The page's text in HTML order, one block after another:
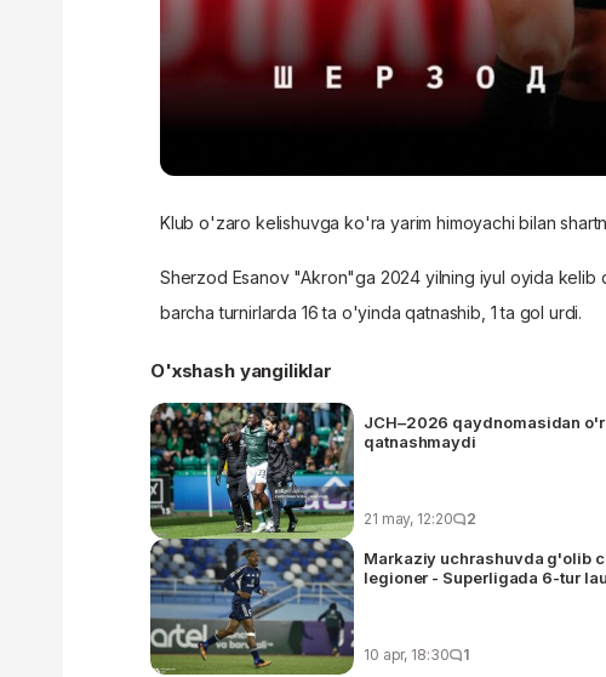
Klub o'zaro kelishuvga ko'ra yarim himoyachi bilan
Sherzod Esanov "Akron"ga 2024 yilning iyul oyida
barcha turnirlarda 16 ta o'yinda qatnashib, 1 ta gol urdi.
O'xshash yangiliklar
JCH–2026 qaydnomasidan
qatnashmaydi
21 may, 12:20 2
Markaziy uchrashuvda g'olib
legioner - Superligada 6-tur
10 apr, 18:30 1